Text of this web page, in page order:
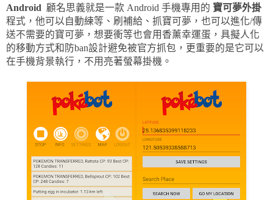
Android 顧名思義就是一款 Android 手機專用的 寶可夢外掛
程式，他可以自動練等、刷補給、抓寶可夢，也可以進化/傳
送不需要的寶可夢，想要衝等也會用香薰幸運蛋，具擬人化
的移動方式和防ban設計避免被官方抓包，更重要的是它可以
在手機背景執行，不用亮著螢幕掛機。